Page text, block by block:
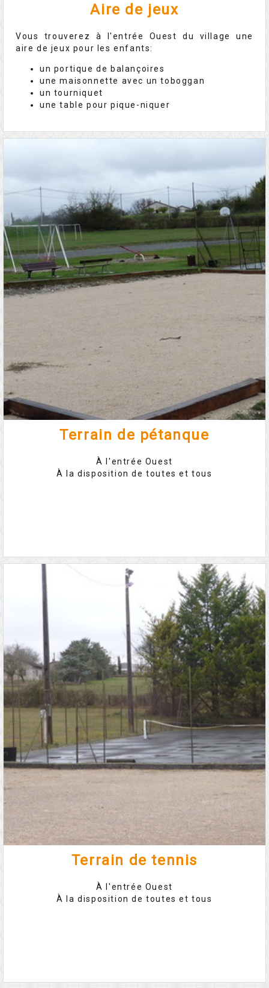
Aire de jeux
Vous trouverez à l'entrée Ouest du village une
aire de jeux pour les enfants:
un portique de balançoires
une maisonnette avec un toboggan
un tourniquet
une table pour pique-niquer
Terrain de pétanque
À l'entrée Ouest
À la disposition de toutes et tous
Terrain de tennis
À l'entrée Ouest
À la disposition de toutes et tous